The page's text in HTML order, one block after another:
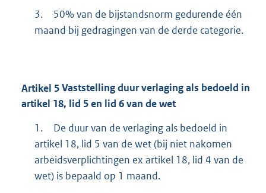
3.
50% van de bijstandsnorm gedurende één
maand bij gedragingen van de derde categorie.
Artikel 5Vaststelling duur verlaging als bedoeld in
artikel 18, lid 5 en lid 6 van de wet
1.
De duur van de verlaging als bedoeld in
artikel 18, lid 5 van de wet (bij niet nakomen
arbeidsverplichtingen ex artikel 18, lid 4 van de
wet) is bepaald op 1 maand.